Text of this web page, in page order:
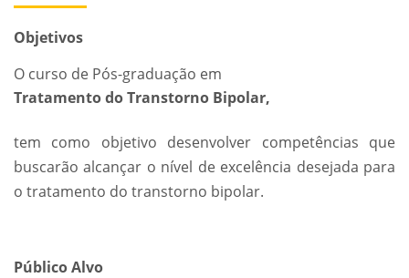
Objetivos
O curso de Pós-graduação em
Tratamento do Transtorno Bipolar,
tem como objetivo desenvolver competências que
buscarão alcançar o nível de excelência desejada para
o tratamento do transtorno bipolar.
Público Alvo